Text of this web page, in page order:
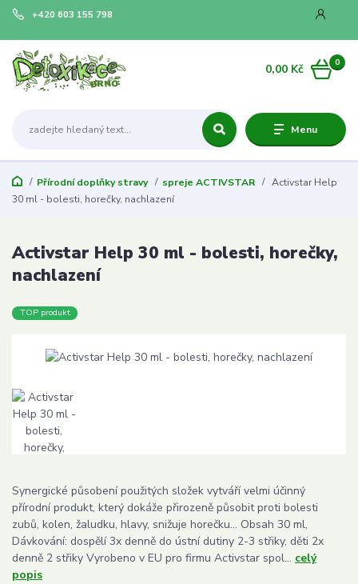
Menu
+420 603 155 798
0
0,00 Kč
Přírodní doplňky stravy spreje ACTIVSTAR
Activstar Help
30 ml - bolesti, horečky, nachlazení
Activstar Help 30 ml - bolesti, horečky,
nachlazení
TOP produkt
Synergické působení použitých složek vytváří velmi účinný
přírodní produkt, který dokáže přirozeně působit proti bolesti
zubů, kolen, žaludku, hlavy, snižuje horečku... Obsah 30 ml,
Dávkování: dospělí 3x denně do ústní dutiny 2-3 střiky, děti 2x
denně 2 střiky Vyrobeno v EU pro firmu Activstar spol... celý
popis